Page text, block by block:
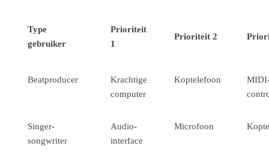
Type
gebruiker
Prioriteit
1
Prioriteit 2
Beatproducer
Krachtige
computer
Koptelefoon
Singer-
songwriter
Audio-
interface
Microfoon